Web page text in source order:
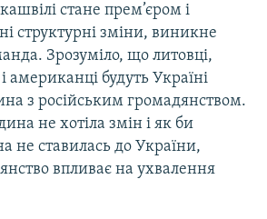
стане прем’єром і
структурні зміни, виникне
Зрозуміло, що литовці,
американці будуть Україні
з російським громадянством.
не хотіла змін і як би
не ставилась до України,
впливає на ухвалення